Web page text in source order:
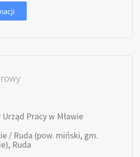
Pracy w Mławie
/ Ruda (pow. miński, gm.
Ruda